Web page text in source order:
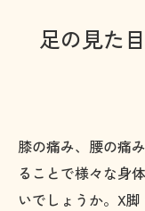
足の見た
膝の痛み、腰の痛
ることで様々な身
いでしょうか。X